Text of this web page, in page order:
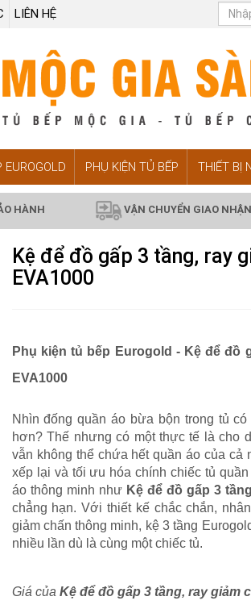
LIÊN HỆ
EUROGOLD PHỤ KIỆN TỦ BẾP THIẾT BỊ
HÀNH VẬN CHUYỂN GIAO NHẬN
Kệ để đồ gấp 3 tầng, ray
EVA1000
Phụ kiện tủ bếp Eurogold - Kệ để đồ
EVA1000
Nhìn đống quần áo bừa bộn trong tủ
hơn? Thế nhưng có một thực tế là cho
vẫn không thể chứa hết quần áo của cả
xếp lại và tối ưu hóa chính chiếc tủ
áo thông minh như Kệ để đồ gấp 3
chẳng hạn. Với thiết kế chắc chắn,
giảm chấn thông minh, kệ 3 tầng
nhiều lần dù là cùng một chiếc tủ.
Giá của Kệ để đồ gấp 3 tầng, ray giảm